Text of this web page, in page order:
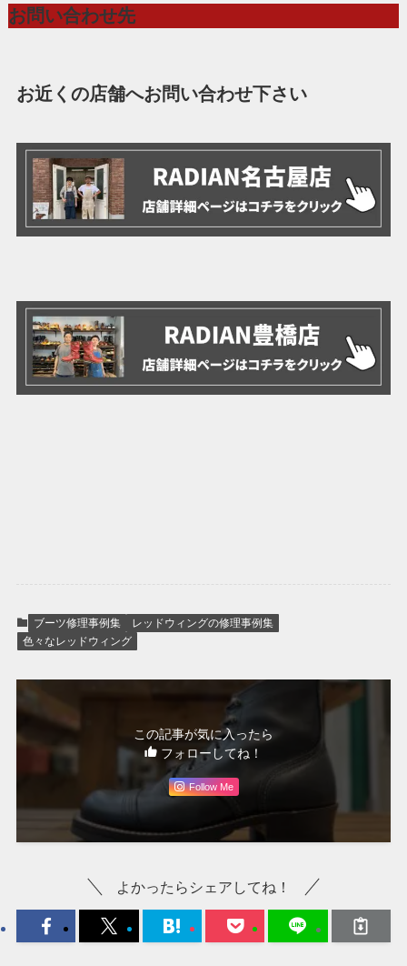
お問い合わせ先
お近くの店舗へお問い合わせ下さい
ブーツ修理事例集
レッドウィングの修理事例集
色々なレッドウィング
この記事が気に入ったら
フォローしてね！
Follow Me
よかったらシェアしてね！